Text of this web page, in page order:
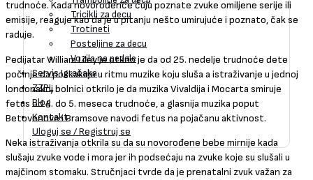
Tricikli za decu
Trotineti
Posteljine za decu
Vozila na pedale
Servis Igračaka
ZZPL
Blog
Kontakt
Uloguj se / Registruj se
trudnoće. Kada novorođenče čuju poznate zvuke omiljene serije ili
emisije, reaguje kao da je u pitanju nešto umirujuće i poznato, čak se
raduje.
Pedijatar William Liley je otkrio je da od 25. nedelje trudnoće dete
počinje da poskakuje u ritmu muzike koju sluša a istraživanje u jednoj
londonskoj bolnici otkrilo je da muzika Vivaldija i Mocarta smiruje
fetus od 4. do 5. meseca trudnoće, a glasnija muzika poput
Betovenove i Bramsove navodi fetus na pojačanu aktivnost.
Neka istraživanja otkrila su da su novorođene bebe mirnije kada
slušaju zvuke vode i mora jer ih podsećaju na zvuke koje su slušali u
majčinom stomaku. Stručnjaci tvrde da je prenatalni zvuk važan za